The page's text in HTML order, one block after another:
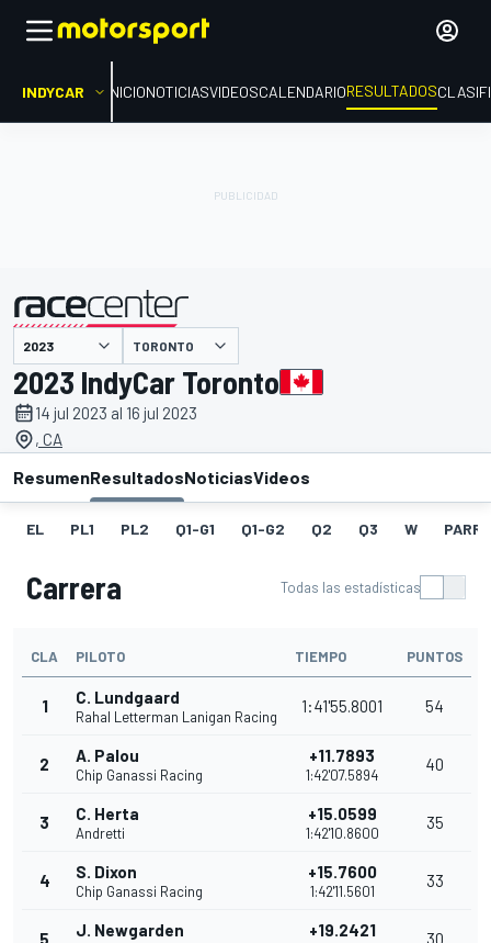
INDYCAR INICIONOTICIASVIDEOSCALENDARIORESULTADOS
presentado por TORONTO
2023 IndyCar Toronto
14 jul 2023 al 16 jul 2023
, CA
ResumenResultadosNoticiasVideos
EL PL1 PL2 Q1-G1 Q1-G2 Q2 Q3 W
Carrera Todas las estadísticas
CLA PILOTO TIEMPO PUNTOS
1 C. Lundgaard
Rahal Letterman Lanigan Racing
1:41'55.8001 54
2 A. Palou
Chip Ganassi Racing
+11.7893
1:42'07.5894
40
3 C. Herta
Andretti
+15.0599
1:42'10.8600
35
4 S. Dixon
Chip Ganassi Racing
+15.7600
1:42'11.5601
33
5 J. Newgarden +19.2421 30